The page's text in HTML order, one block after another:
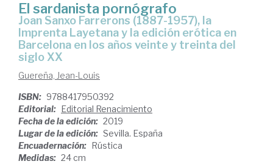
El sardanista pornógrafo
Joan Sanxo Farrerons (1887-1957), la
Imprenta Layetana y la edición erótica en
Barcelona en los años veinte y treinta del
siglo XX
Guereña, Jean-Louis
ISBN: 9788417950392
Editorial: Editorial Renacimiento
Fecha de la edición: 2019
Lugar de la edición: Sevilla. España
Encuadernación: Rústica
Medidas: 24 cm